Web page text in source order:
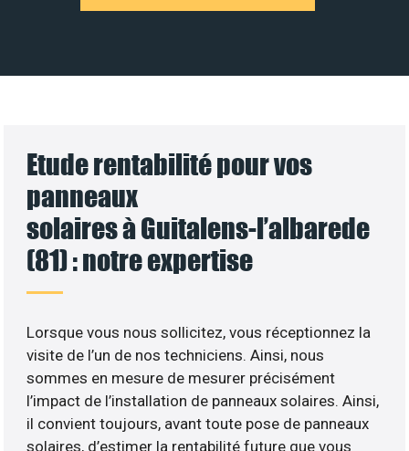
Etude rentabilité pour vos
panneaux
solaires à Guitalens-l’albarede
(81) : notre expertise
Lorsque vous nous sollicitez, vous réceptionnez la
visite de l’un de nos techniciens. Ainsi, nous
sommes en mesure de mesurer précisément
l’impact de l’installation de panneaux solaires. Ainsi,
il convient toujours, avant toute pose de panneaux
solaires, d’estimer la rentabilité future que vous